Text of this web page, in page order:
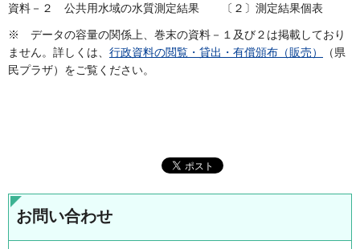
資料－２ 公共用水域の水質測定結果 〔２〕測定結果個表
※ データの容量の関係上、巻末の資料－１及び２は掲載しており
ません。詳しくは、 行政資料の閲覧・貸出・有償頒布（販売）
（県
民プラザ）をご覧ください。
お問い合わせ